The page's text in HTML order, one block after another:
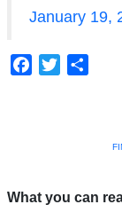
January 19,
Facebook
Twitter
What you can